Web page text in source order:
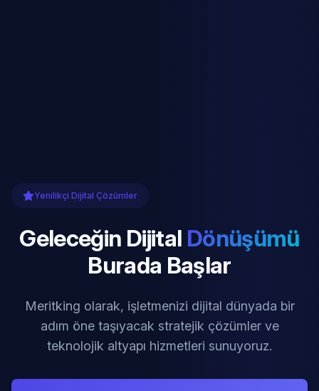
Yenilikçi Dijital Çözümler
Geleceğin Dijital Dönüşümü
Burada Başlar
Meritking olarak, işletmenizi dijital dünyada bir
adım öne taşıyacak stratejik çözümler ve
teknolojik altyapı hizmetleri sunuyoruz.